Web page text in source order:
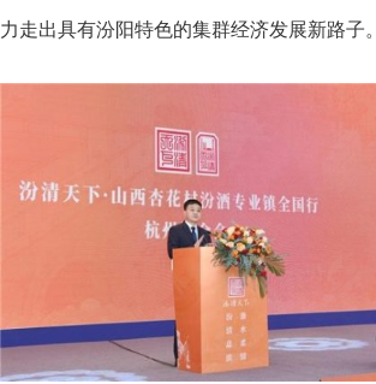
力走出具有汾阳特色的集群经济发展新路子。